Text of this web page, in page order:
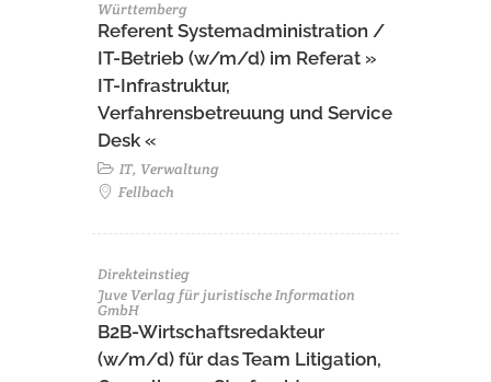
Württemberg
Referent Systemadministration /
IT-Betrieb (w/m/d) im Referat »
IT-Infrastruktur,
Verfahrensbetreuung und Service
Desk «
IT, Verwaltung
Fellbach
Direkteinstieg
Juve Verlag für juristische Information
GmbH
B2B-Wirtschaftsredakteur
(w/m/d) für das Team Litigation,